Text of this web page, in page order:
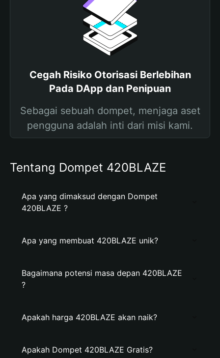
Cegah Risiko Otorisasi Berlebihan
Pada DApp dan Penipuan
Sebagai sebuah dompet, menjaga aset
pengguna adalah inti dari misi kami.
Tentang Dompet 420BLAZE
Apa yang dimaksud dengan Dompet
420BLAZE ?
Apa yang membuat 420BLAZE unik?
Bagaimana potensi masa depan 420BLAZE
?
Apakah harga 420BLAZE akan naik?
Apakah Dompet 420BLAZE Gratis?